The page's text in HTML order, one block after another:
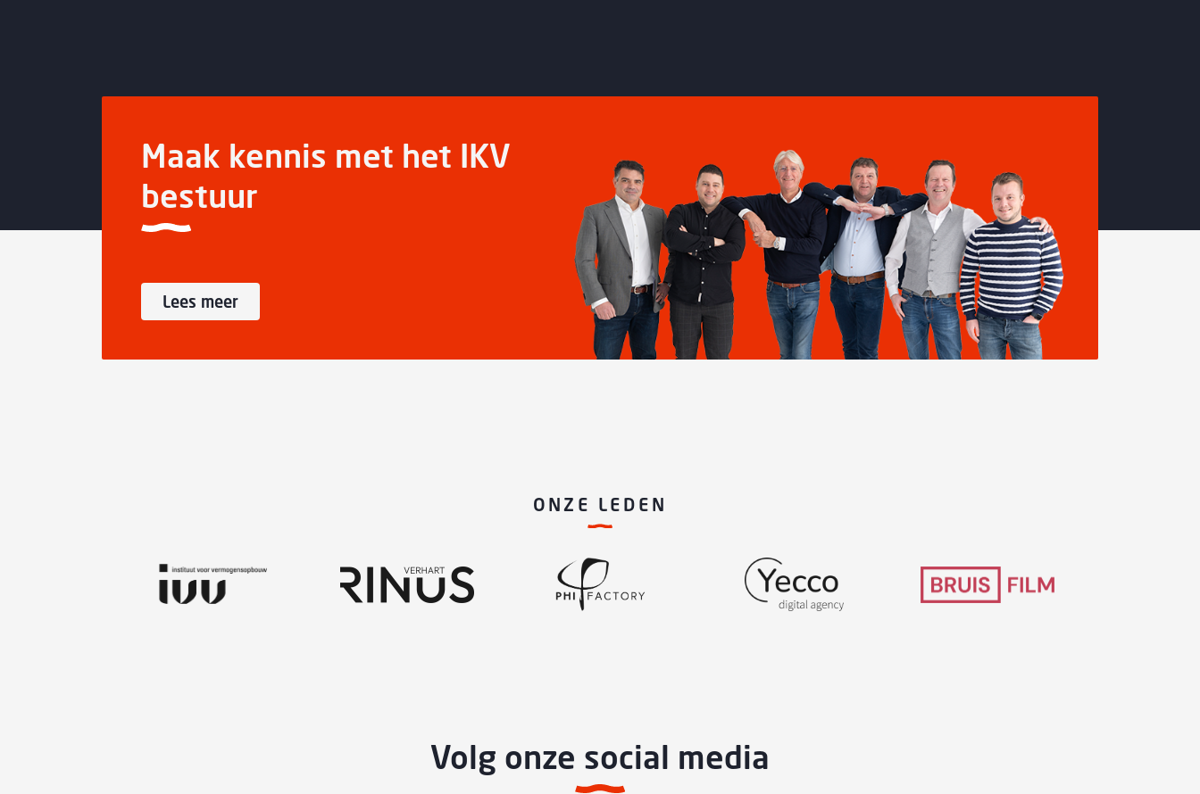
Maak kennis met het IKV
bestuur
Lees meer
ONZE LEDEN
Volg onze social media